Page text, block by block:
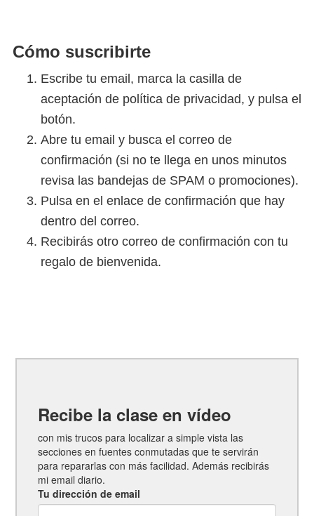
Cómo suscribirte
Escribe tu email, marca la casilla de
aceptación de política de privacidad, y pulsa el
botón.
Abre tu email y busca el correo de
confirmación (si no te llega en unos minutos
revisa las bandejas de SPAM o promociones).
Pulsa en el enlace de confirmación que hay
dentro del correo.
Recibirás otro correo de confirmación con tu
regalo de bienvenida.